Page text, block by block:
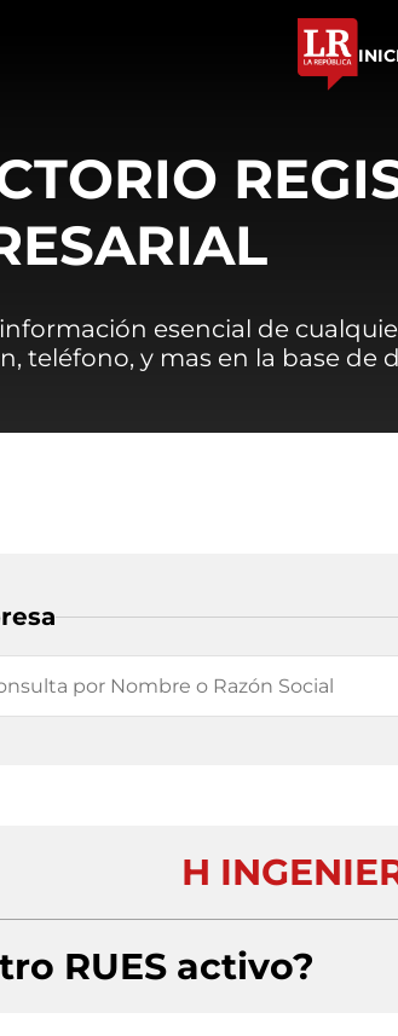
información esencial de
teléfono, y mas en la base
H
RUES activo?